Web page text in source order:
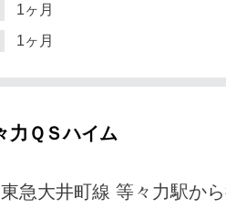
1ヶ月
1ヶ月
力ＱＳハイム
東急大井町線 等々力駅か